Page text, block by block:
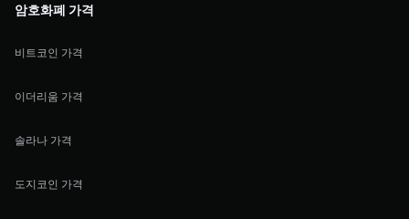
암호화폐 가격
비트코인 가격
이더리움 가격
솔라나 가격
도지코인 가격